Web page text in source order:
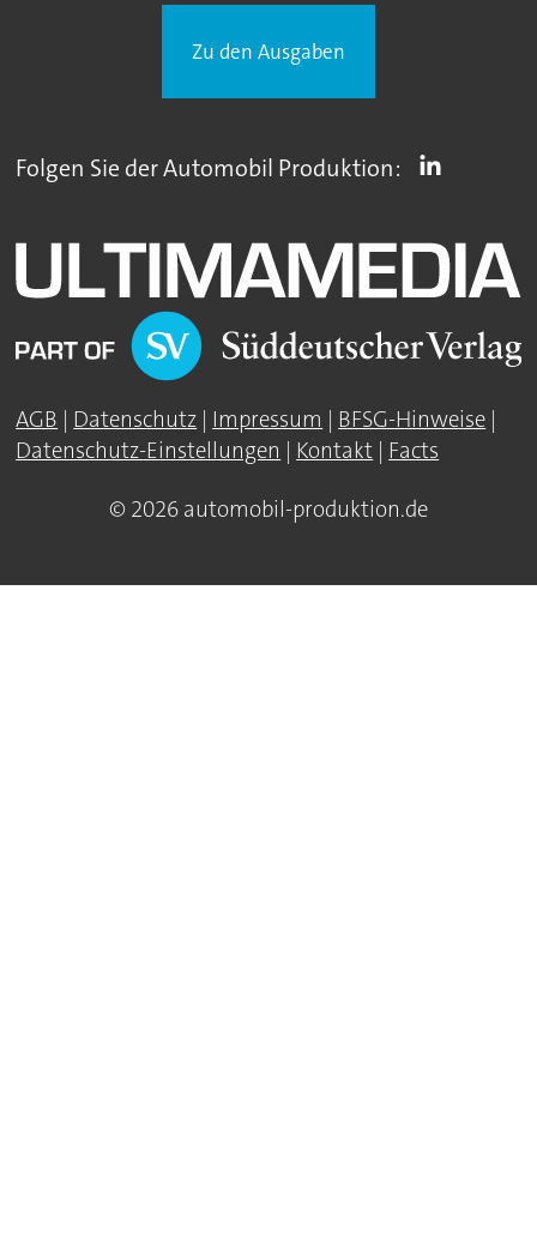
Zu den Ausgaben
Folgen Sie der Automobil Produktion:
AGB | Datenschutz | Impressum | BFSG-Hinweise |
Datenschutz-Einstellungen | Kontakt | Facts
© 2026 automobil-produktion.de